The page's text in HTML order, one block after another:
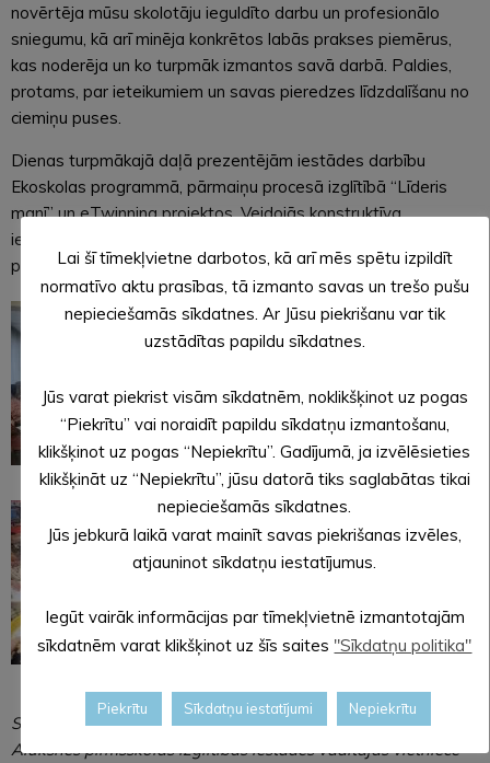
novērtēja mūsu skolotāju ieguldīto darbu un profesionālo
sniegumu, kā arī minēja konkrētos labās prakses piemērus,
kas noderēja un ko turpmāk izmantos savā darbā. Paldies,
protams, par ieteikumiem un savas pieredzes līdzdalīšanu no
ciemiņu puses.
Dienas turpmākajā daļā prezentējām iestādes darbību
Ekoskolas programmā, pārmaiņu procesā izglītībā “Līderis
manī” un eTwinning projektos. Veidojās konstruktīva,
ieinteresēta saruna par iespējām iesaistīties šajās
programmās un realizēt savās iestādēs.
Sagatavoja: Alūksnes novada pirmsskolas metodiķe,
Alūksnes pirmsskolas izglītības iestādes vadītājas vietniece
Lai šī tīmekļvietne darbotos, kā arī mēs spētu izpildīt
normatīvo aktu prasības, tā izmanto savas un trešo pušu
nepieciešamās sīkdatnes. Ar Jūsu piekrišanu var tik
uzstādītas papildu sīkdatnes.
Jūs varat piekrist visām sīkdatnēm, noklikšķinot uz pogas
“Piekrītu” vai noraidīt papildu sīkdatņu izmantošanu,
klikšķinot uz pogas “Nepiekrītu”. Gadījumā, ja izvēlēsieties
klikšķināt uz “Nepiekrītu”, jūsu datorā tiks saglabātas tikai
nepieciešamās sīkdatnes.
Jūs jebkurā laikā varat mainīt savas piekrišanas izvēles,
atjauninot sīkdatņu iestatījumus.
Iegūt vairāk informācijas par tīmekļvietnē izmantotajām
sīkdatnēm varat klikšķinot uz šīs saites "Sīkdatņu politika"
Piekrītu Sīkdatņu iestatījumi Nepiekrītu